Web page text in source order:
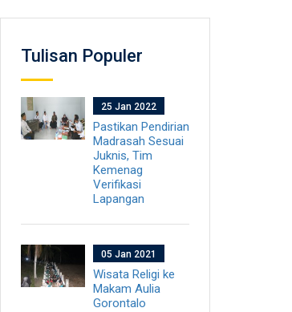
Tulisan Populer
25 Jan 2022
Pastikan Pendirian
Madrasah Sesuai
Juknis, Tim
Kemenag
Verifikasi
Lapangan
05 Jan 2021
Wisata Religi ke
Makam Aulia
Gorontalo